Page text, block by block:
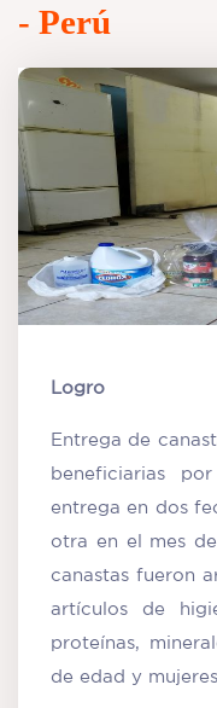
- Perú
Logro
Entrega de
beneficiarias
entrega en dos
otra en el mes
canastas fueron
artículos de
proteínas,
de edad y